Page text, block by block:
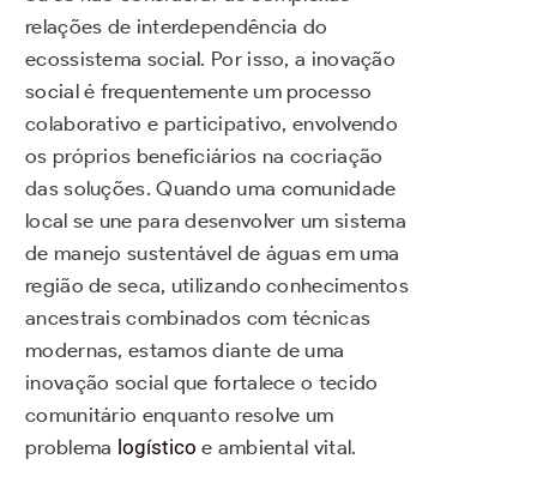
relações de interdependência do
ecossistema social. Por isso, a inovação
social é frequentemente um processo
colaborativo e participativo, envolvendo
os próprios beneficiários na cocriação
das soluções. Quando uma comunidade
local se une para desenvolver um sistema
de manejo sustentável de águas em uma
região de seca, utilizando conhecimentos
ancestrais combinados com técnicas
modernas, estamos diante de uma
inovação social que fortalece o tecido
comunitário enquanto resolve um
problema logístico e ambiental vital.